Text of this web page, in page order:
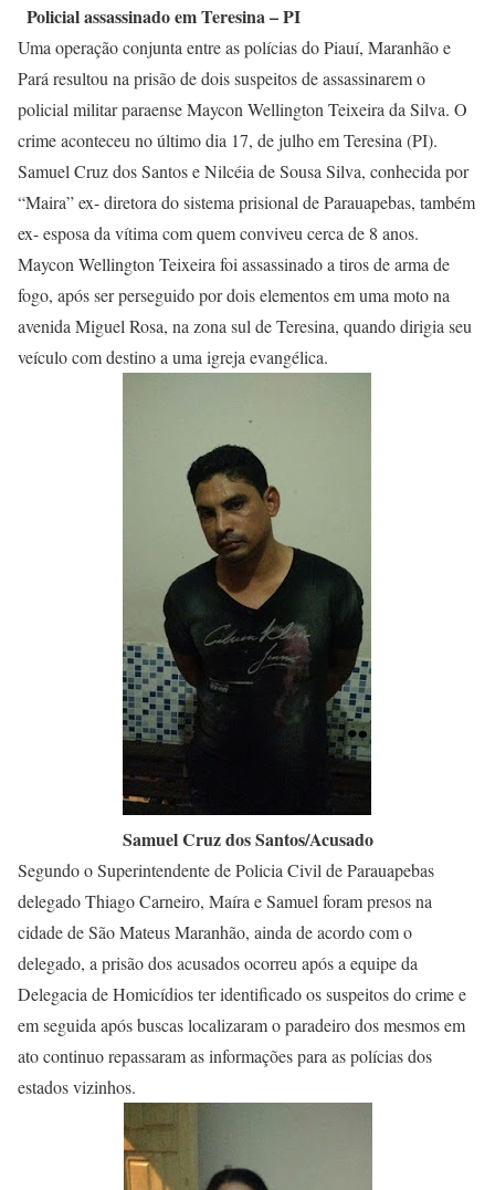
Policial assassinado em Teresina – PI
Uma operação conjunta entre as polícias do Piauí, Maranhão e
Pará resultou na prisão de dois suspeitos de assassinarem o
policial militar paraense Maycon Wellington Teixeira da Silva. O
crime aconteceu no último dia 17, de julho em Teresina (PI).
Samuel Cruz dos Santos e Nilcéia de Sousa Silva, conhecida por
“Maira” ex- diretora do sistema prisional de Parauapebas, também
ex- esposa da vítima com quem conviveu cerca de 8 anos.
Maycon Wellington Teixeira foi assassinado a tiros de arma de
fogo, após ser perseguido por dois elementos em uma moto na
avenida Miguel Rosa, na zona sul de Teresina, quando dirigia seu
veículo com destino a uma igreja evangélica.
Samuel Cruz dos Santos/Acusado
Segundo o Superintendente de Policia Civil de Parauapebas
delegado Thiago Carneiro, Maíra e Samuel foram presos na
cidade de São Mateus Maranhão, ainda de acordo com o
delegado, a prisão dos acusados ocorreu após a equipe da
Delegacia de Homicídios ter identificado os suspeitos do crime e
em seguida após buscas localizaram o paradeiro dos mesmos em
ato continuo repassaram as informações para as polícias dos
estados vizinhos.